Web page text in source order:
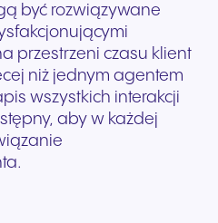
być rozwiązywane
przestrzeni czasu klient
niż jednym agentem
wszystkich interakcji
aby w każdej